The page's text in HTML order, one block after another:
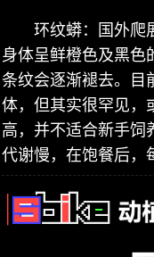
环纹蟒：国外爬
身体呈鲜橙色及黑色
条纹会逐渐褪去。目
体，但其实很罕见，
高，并不适合新手饲
代谢慢，在饱餐后，